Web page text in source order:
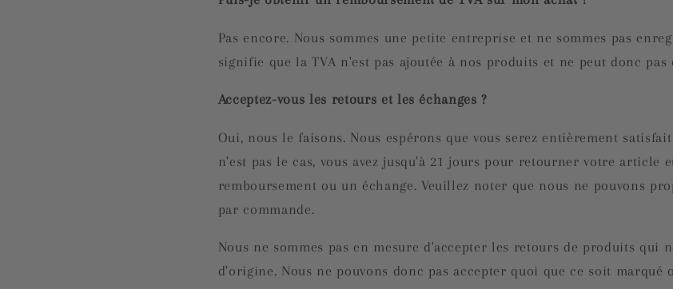
Pas encore. Nous sommes une petite entreprise et ne sommes pas
signifie que la TVA n'est pas ajoutée à nos produits et ne peut donc pas
Acceptez-vous les retours et les échanges ?
Oui, nous le faisons. Nous espérons que vous serez entièrement
n'est pas le cas, vous avez jusqu'à 21 jours pour retourner votre article
remboursement ou un échange. Veuillez noter que nous ne pouvons
par commande.
Nous ne sommes pas en mesure d'accepter les retours de produits qui
d'origine. Nous ne pouvons donc pas accepter quoi que ce soit marqué